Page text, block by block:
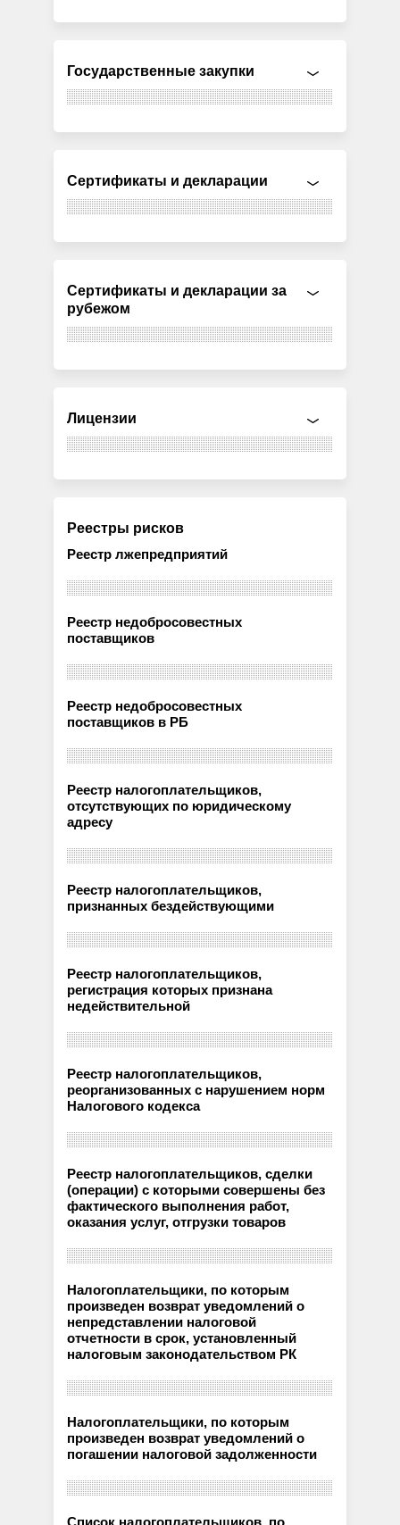
Государственные закупки
Сертификаты и декларации
Сертификаты и декларации за
рубежом
Лицензии
Реестры рисков
Реестр лжепредприятий
Реестр недобросовестных
поставщиков
Реестр недобросовестных
поставщиков в РБ
Реестр налогоплательщиков,
отсутствующих по юридическому
адресу
Реестр налогоплательщиков,
признанных бездействующими
Реестр налогоплательщиков,
регистрация которых признана
недействительной
Реестр налогоплательщиков,
реорганизованных с нарушением норм
Налогового кодекса
Реестр налогоплательщиков, сделки
(операции) с которыми совершены без
фактического выполнения работ,
оказания услуг, отгрузки товаров
Налогоплательщики, по которым
произведен возврат уведомлений о
непредставлении налоговой
отчетности в срок, установленный
налоговым законодательством РК
Налогоплательщики, по которым
произведен возврат уведомлений о
погашении налоговой задолженности
Список налогоплательщиков, по